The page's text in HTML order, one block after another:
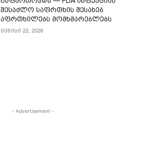
შესაძლო საფრთხის შესახებ
აფრთხილებს მომხმარებლებს
ივნისი 22, 2026
- Advertisement -